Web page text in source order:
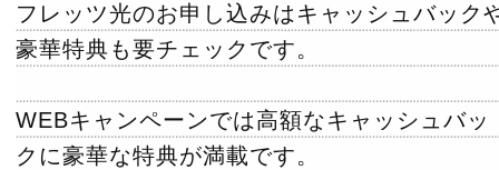
フレッツ光のお申し込みはキャッシュバック
豪華特典も要チェックです。
WEBキャンペーンでは高額なキャッシュバッ
クに豪華な特典が満載です。